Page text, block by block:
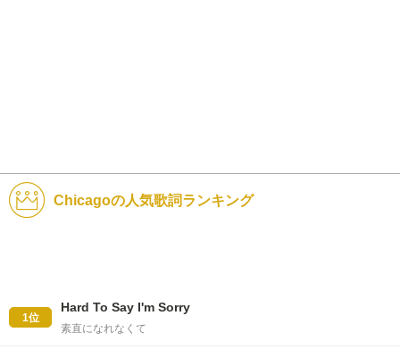
Chicagoの人気歌詞ランキング
1位
Hard To Say I'm Sorry
素直になれなくて